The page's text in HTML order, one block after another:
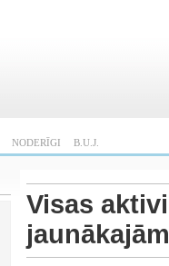
NODERĪGI B.U.J.
Visas
jaunākajām